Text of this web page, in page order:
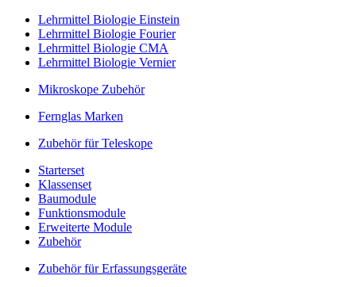
Lehrmittel Biologie Einstein
Lehrmittel Biologie Fourier
Lehrmittel Biologie CMA
Lehrmittel Biologie Vernier
Mikroskope Zubehör
Fernglas Marken
Zubehör für Teleskope
Starterset
Klassenset
Baumodule
Funktionsmodule
Erweiterte Module
Zubehör
Zubehör für Erfassungsgeräte